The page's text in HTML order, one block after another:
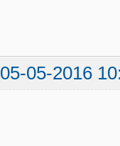
05-05-2016